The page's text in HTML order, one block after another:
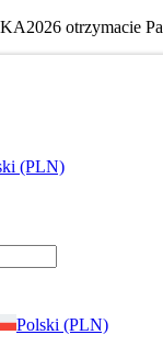
otrzymacie
(PLN)
Polski (PLN)